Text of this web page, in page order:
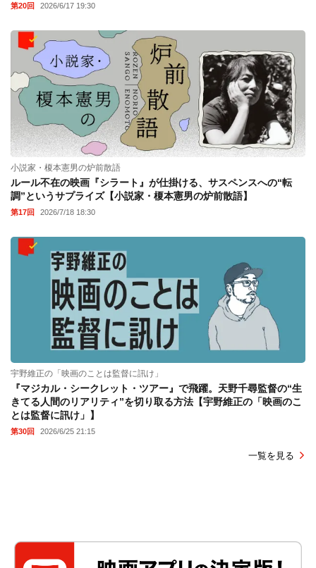
第20回 2026/6/17 19:30
小説家・榎本憲男の炉前散語
ルール不在の映画『シラート』が仕掛ける、サスペンスへの“転
調”というサプライズ【小説家・榎本憲男の炉前散語】
第17回 2026/7/18 18:30
宇野維正の「映画のことは監督に訊け」
『マジカル・シークレット・ツアー』で飛躍。天野千尋監督の“生
きてる人間のリアリティ”を切り取る方法【宇野維正の「映画のこ
とは監督に訊け」】
第30回 2026/6/25 21:15
一覧を見る